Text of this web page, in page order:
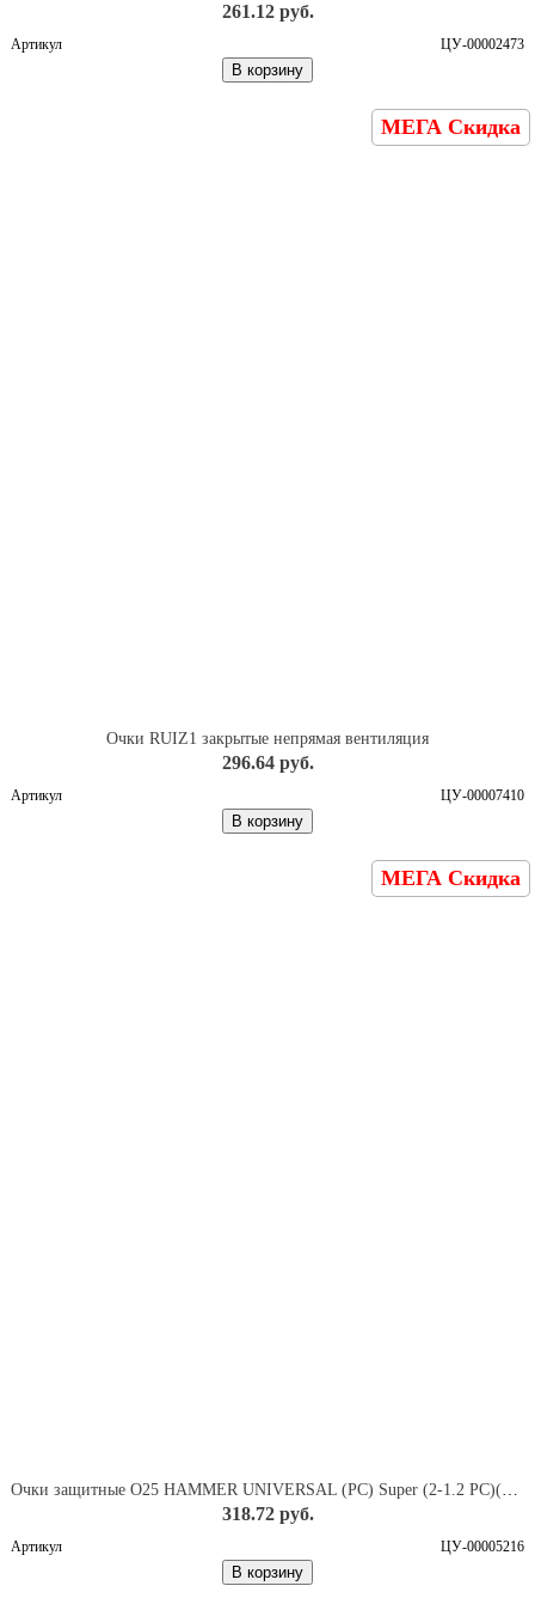
261.12 руб.
Артикул ЦУ-00002473
В корзину
МЕГА Скидка
Очки RUIZ1 закрытые непрямая вентиляция
296.64 руб.
Артикул ЦУ-00007410
В корзину
МЕГА Скидка
318.72 руб.
Артикул ЦУ-00005216
В корзину